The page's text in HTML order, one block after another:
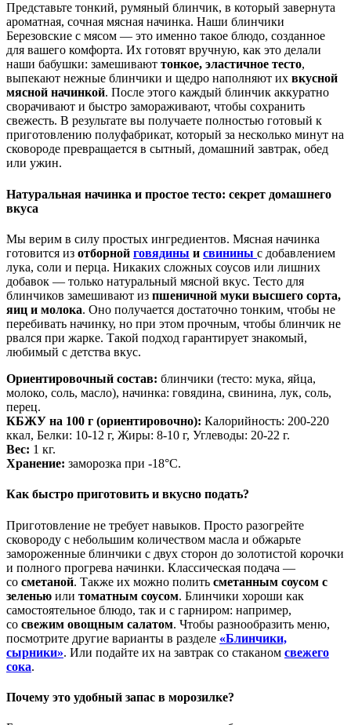
Представьте тонкий, румяный блинчик, в который завернута
ароматная, сочная мясная начинка. Наши блинчики
Березовские с мясом — это именно такое блюдо, созданное
для вашего комфорта. Их готовят вручную, как это делали
наши бабушки: замешивают тонкое, эластичное тесто,
выпекают нежные блинчики и щедро наполняют их вкусной
мясной начинкой. После этого каждый блинчик аккуратно
сворачивают и быстро замораживают, чтобы сохранить
свежесть. В результате вы получаете полностью готовый к
приготовлению полуфабрикат, который за несколько минут на
сковороде превращается в сытный, домашний завтрак, обед
или ужин.
Натуральная начинка и простое тесто: секрет домашнего
вкуса
Мы верим в силу простых ингредиентов. Мясная начинка
готовится из отборной говядины и свинины с добавлением
лука, соли и перца. Никаких сложных соусов или лишних
добавок — только натуральный мясной вкус. Тесто для
блинчиков замешивают из пшеничной муки высшего сорта,
яиц и молока. Оно получается достаточно тонким, чтобы не
перебивать начинку, но при этом прочным, чтобы блинчик не
рвался при жарке. Такой подход гарантирует знакомый,
любимый с детства вкус.
Ориентировочный состав: блинчики (тесто: мука, яйца,
молоко, соль, масло), начинка: говядина, свинина, лук, соль,
перец.
КБЖУ на 100 г (ориентировочно): Калорийность: 200-220
ккал, Белки: 10-12 г, Жиры: 8-10 г, Углеводы: 20-22 г.
Вес: 1 кг.
Хранение: заморозка при -18°C.
Как быстро приготовить и вкусно подать?
Приготовление не требует навыков. Просто разогрейте
сковороду с небольшим количеством масла и обжарьте
замороженные блинчики с двух сторон до золотистой корочки
и полного прогрева начинки. Классическая подача —
со сметаной. Также их можно полить сметанным соусом с
зеленью или томатным соусом. Блинчики хороши как
самостоятельное блюдо, так и с гарниром: например,
со свежим овощным салатом. Чтобы разнообразить меню,
посмотрите другие варианты в разделе «Блинчики,
сырники». Или подайте их на завтрак со стаканом свежего
сока.
Почему это удобный запас в морозилке?